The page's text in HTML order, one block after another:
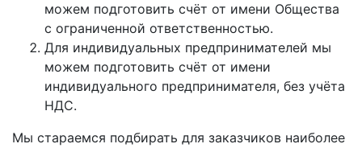
можем подготовить счёт от имени Общества
с ограниченной ответственностью.
Для индивидуальных предпринимателей мы
можем подготовить счёт от имени
индивидуального предпринимателя, без учёта
НДС.
Мы стараемся подбирать для заказчиков наиболее